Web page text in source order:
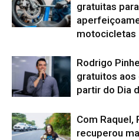
gratuitas
motocicletas
Rodrigo
gratuitos aos
partir do Dia
Com Raquel,
recuperou